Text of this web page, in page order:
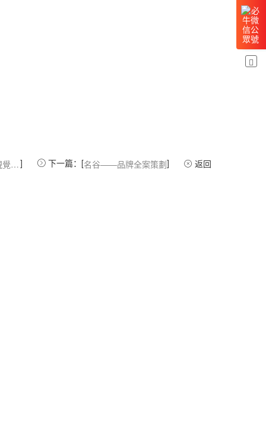
元氣熊·兒童保溫杯視覺設計 ] 下一篇：[名谷——品牌全案策劃] 返回